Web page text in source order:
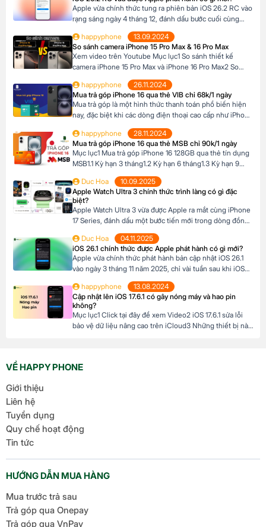
Phone, khách hàng có thể lựa chọn chương trình trả […]
Apple vừa chính thức tung ra phiên bản iOS 26.2 RC vào
rạng sáng ngày 4 tháng 12, đánh dấu bước cuối cùng
Phiên bản này mang đến một số cải tiến thú vị, tập trung
vào việc nâng cao trải nghiệm người dùng […]
happyphone
13.09.2024
So sánh camera iPhone 15 Pro Max & 16 Pro Max
Xem video trên Youtube Mục lục1 So sánh thiết kế
camera iPhone 15 Pro Max và iPhone 16 Pro Max2 So
sánh camera iPhone 15 Pro Max và iPhone 16 Pro Max3
So sánh khả năng quay video của iPhone 15 Pro Max và
iPhone 16 Pro Max4 Nút Camera control trên iPhone 16
Pro […]
happyphone
26.11.2024
Mua trả góp iPhone 16 qua thẻ VIB chỉ 68k/1 ngày
Mua trả góp là một hình thức thanh toán phổ biến hiện
nay, đặc biệt khi các dòng điện thoại cao cấp như iPhone
đủ điều kiện tài chính để thanh toán một lần. Tại Happy
Phone, chương trình trả góp iPhone 16 […]
happyphone
28.11.2024
Mua trả góp iPhone 16 qua thẻ MSB chỉ 90k/1 ngày
Mục lục1 Mua trả góp iPhone 16 128GB qua thẻ tín dụng
MSB1.1 Kỳ hạn 3 tháng1.2 Kỳ hạn 6 tháng1.3 Kỳ hạn 9
qua thẻ tín dụng MSB Đừng bỏ lỡ cơ hội sở hữu iPhone
16 128GB với mức giá hấp dẫn […]
Duc Hoa
10.09.2025
Apple Watch Ultra 3 chính thức trình làng có gì đặc
biệt?
Apple Watch Ultra 3 vừa được Apple ra mắt cùng iPhone
17 Series, đánh dấu một bước tiến mới trong dòng đồng
phiêu lưu. Với thiết kế chắc chắn, tính năng theo dõi sức
khỏe vượt trội và thời lượng pin ấn tượng, […]
Duc Hoa
04.11.2025
iOS 26.1 chính thức được Apple phát hành có gì mới?
Apple vừa chính thức phát hành bản cập nhật iOS 26.1
vào ngày 3 tháng 11 năm 2025, chỉ vài tuần sau khi iOS
hành mới nhất dành cho iPhone, mang đến nhiều cải
tiến đáng chú ý, tập trung vào […]
happyphone
13.08.2024
Cập nhật lên iOS 17.6.1 có gây nóng máy và hao pin
không?
Mục lục1 Click tại đây để xem Video2 iOS 17.6.1 sửa lỗi
bảo vệ dữ liệu nâng cao trên iCloud3 Những thiết bị nào
VỀ HAPPY PHONE
Giới thiệu
Liên hệ
Tuyển dụng
Quy chế hoạt động
Tin tức
HƯỚNG DẪN MUA HÀNG
Mua trước trả sau
Trả góp qua Onepay
Trả góp qua VnPay